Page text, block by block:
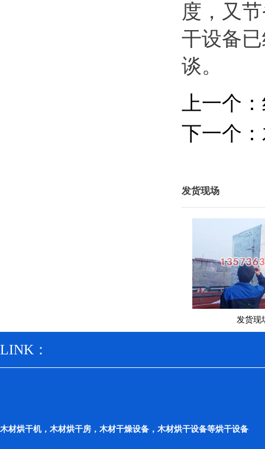
度，又
干设备
谈。
上一个
下一个
发货现场
发货现
LINK：
木材烘干机，木材烘干房，木材干燥设备，木材烘干设备等烘干设备